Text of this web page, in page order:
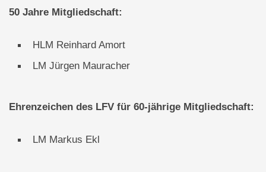
50 Jahre Mitgliedschaft:
HLM Reinhard Amort
LM Jürgen Mauracher
Ehrenzeichen des LFV für 60-jährige Mitgliedschaft:
LM Markus Ekl